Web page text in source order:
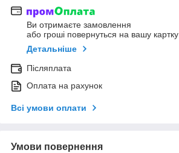
Ви отримаєте замовлення
або гроші повернуться на вашу картку
Детальніше
Післяплата
Оплата на рахунок
Всі умови оплати
Умови повернення